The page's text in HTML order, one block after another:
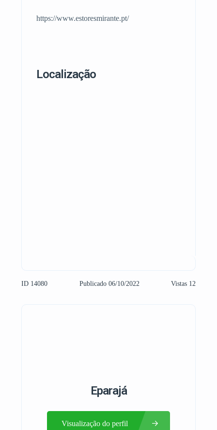
https://www.estoresmirante.pt/
Localização
ID 14080 Publicado 06/10/2022 Vistas 12
Eparajá
Visualização do perfil